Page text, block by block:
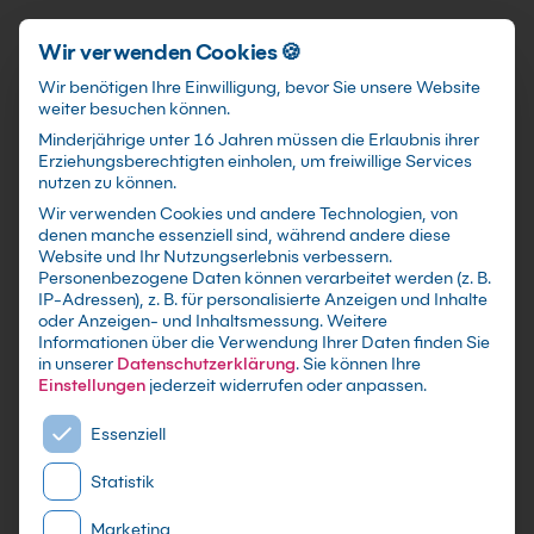
Schnellzugriff
Excel Kurs im Reporting
mit Zertifikat als Live Online Training,
Präsenzseminar in Microsoft-Schulungszentren
sowie maßgeschneiderte Firmen- oder Inhouse-
Schulung für dein Team - Lerne und erweitere
dein Excel Wissen
Wir verwenden Cookies 🍪
Wir benötigen Ihre Einwilligung, bevor Sie unsere Website
weiter besuchen können.
Minderjährige unter 16 Jahren müssen die Erlaubnis ihrer
Erziehungsberechtigten einholen, um freiwillige Services
nutzen zu können.
Wir verwenden Cookies und andere Technologien, von
denen manche essenziell sind, während andere diese
Website und Ihr Nutzungserlebnis verbessern.
Personenbezogene Daten können verarbeitet werden (z. B.
IP-Adressen), z. B. für personalisierte Anzeigen und Inhalte
oder Anzeigen- und Inhaltsmessung.Weitere
Informationen über die Verwendung Ihrer Daten finden Sie
in unserer Datenschutzerklärung.Sie können Ihre
Einstellungen jederzeit widerrufen oder anpassen.
Es folgt eine Liste der Service-Gruppen, für die eine
Essenziell
Statistik
Marketing